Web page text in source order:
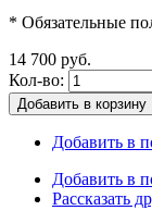
* Обязательные
14 700 руб.
Кол-во:
Добавить в корзину
Добавить в
Добавить в
Рассказать